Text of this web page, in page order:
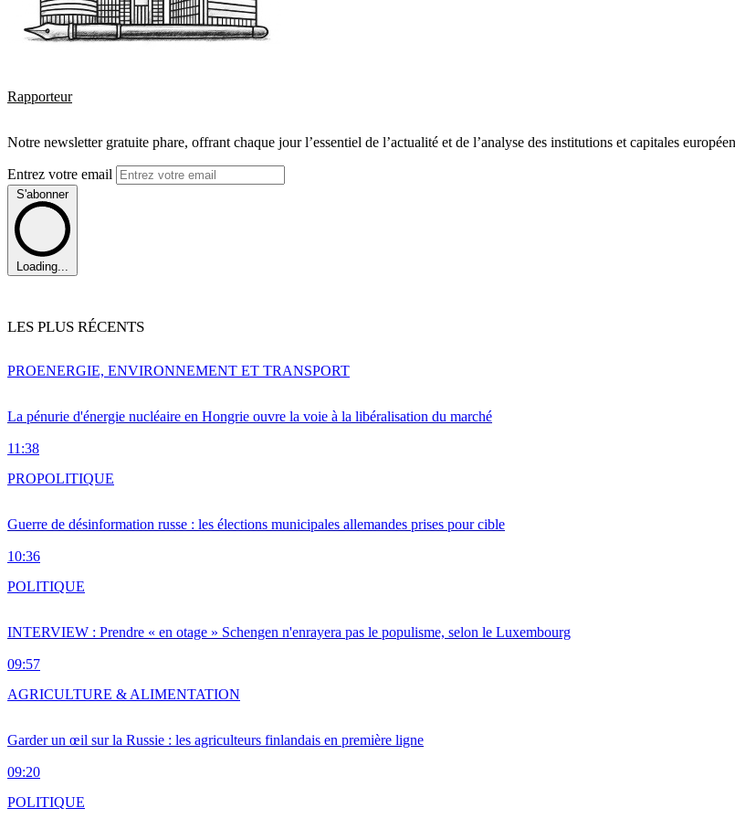
Rapporteur
Notre newsletter gratuite phare, offrant chaque jour l’essentiel de l’actualité et de l’analyse des institutions et capitales
Entrez votre email
S'abonner
Loading...
LES PLUS RÉCENTS
La pénurie d'énergie nucléaire en Hongrie ouvre la voie à la libéralisation du marché
11:38
PROENERGIE, ENVIRONNEMENT ET TRANSPORT
Guerre de désinformation russe : les élections municipales allemandes prises pour cible
10:36
PROPOLITIQUE
INTERVIEW : Prendre « en otage » Schengen n'enrayera pas le populisme, selon le Luxembourg
09:57
POLITIQUE
Garder un œil sur la Russie : les agriculteurs finlandais en première ligne
09:20
AGRICULTURE & ALIMENTATION
POLITIQUE